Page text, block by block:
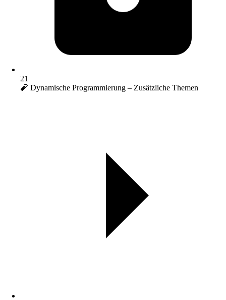
21
🧨 Dynamische Programmierung – Zusätzliche Themen